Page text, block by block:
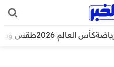
كأس العالم 2026 طقس